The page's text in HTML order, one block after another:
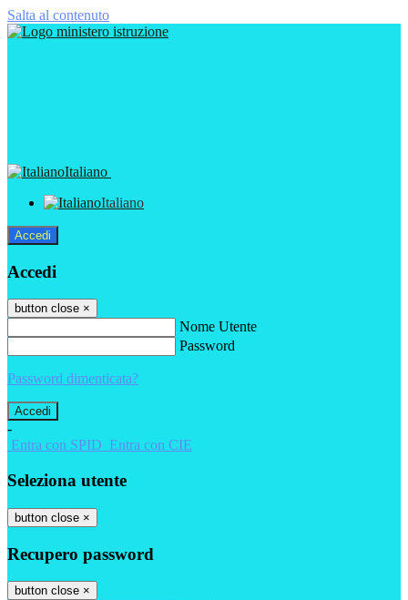
Salta al contenuto
Italiano
Italiano
Accedi
Accedi
button close ×
Nome Utente
Password
Password dimenticata?
-
Entra con SPID Entra con CIE
Seleziona utente
button close ×
Recupero password
button close ×